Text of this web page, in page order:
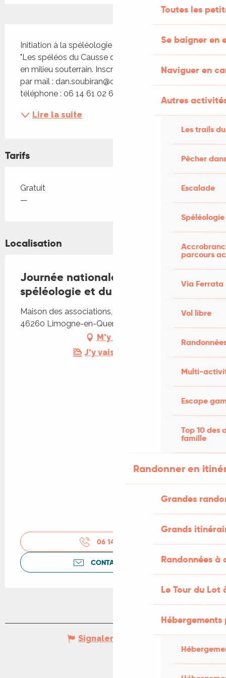
Toutes les
Se baigner en
Naviguer en
Autres
Les trails
Pêcher
Escalade
Spéléologie
parcours
Via Ferrata
Vol libre
Multi-
Escape
Top 10 des
famille
Randonner en
Grandes
Grands
Randonnées
Le Tour du Lot
Initiation à la spéléologie à Limogne avec le club
"Les spéléos du Causse du Quercy". Progression
en milieu souterrain. Inscription et renseignements
par mail : dan.soubiran@orange.fr ou par
téléphone : 06 14 61 02 60
Lire la suite
Tarifs
Tarifs 2026
Gratuit
—
Localisation
Journée nationale de la
spéléologie et du canyonisme
Maison des associations, 36 Rue de Lescure,
46260 Limogne-en-Quercy
M'y rendre
J'y vais en train !
06 14 61 02
CONTACTEZ-NOUS
Signaler une erreur